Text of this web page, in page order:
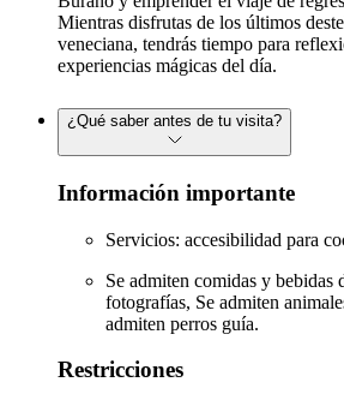
Mientras disfrutas de los últimos
veneciana, tendrás tiempo para
experiencias mágicas del día.
¿Qué saber antes de tu visita?
Información importante
Servicios: accesibilidad para
Se admiten comidas y bebidas
fotografías, Se admiten
admiten perros guía.
Restricciones